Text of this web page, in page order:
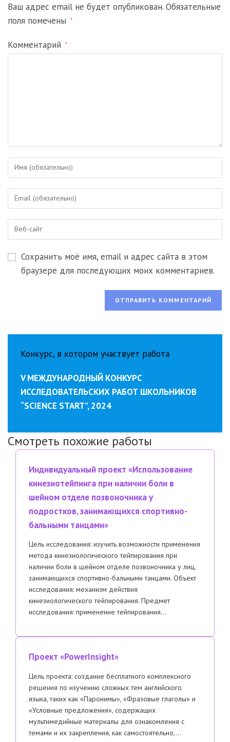
Ваш адрес email не будет опубликован. Обязательные
поля помечены
*
Комментарий *
Введите
или
имя
пользователя,
чтобы
прокомментировать
Введите
адрес,
чтобы
Введите
веб-
сайта
Сохранить моё имя, email и адрес сайта в этом
браузере для последующих моих комментариев.
Конкурс, в котором участвует работа
V МЕЖДУНАРОДНЫЙ КОНКУРС
ИССЛЕДОВАТЕЛЬСКИХ РАБОТ ШКОЛЬНИКОВ
“SCIENCE START”, 2024
Смотреть похожие работы
Индивидуальный проект «Использование
кинезиотейпинга при наличии боли в
шейном отделе позвоночника у
подростков, занимающихся спортивно-
бальными танцами»
Цель исследования: изучить возможности применения
метода кинезиологического тейпирования при
наличии боли в шейном отделе позвоночника у лиц,
занимающихся спортивно-бальными танцами. Объект
исследования: механизм действия
кинезиологического тейпирования. Предмет
исследования: применение тейпирования…
Проект «PowerInsight»
Цель проекта: создание бесплатного комплексного
решения по изучению сложных тем английского
языка, таких как «Паронимы», «Фразовые глаголы» и
«Условные предложения», содержащих
мультимедийные материалы для ознакомления с
темами и их закрепления, как самостоятельно,…